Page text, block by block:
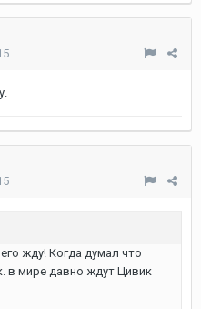
жду! Когда думал что
в мире давно ждут Цивик